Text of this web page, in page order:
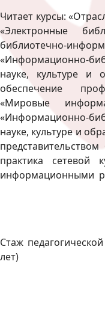
Читает курсы:
«Электронные
библиотечно-
«Информационно-
науке, культуре и
обеспечение
«Мировые
«Информационно-
науке, культуре и
практика сетевой
информационными
Стаж
лет)